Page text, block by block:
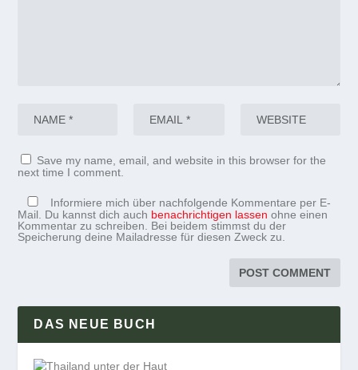
Save my name, email, and website in this browser for the
next time I comment.
Informiere mich über nachfolgende Kommentare per E-
Mail. Du kannst dich auch benachrichtigen lassen ohne einen
Kommentar zu schreiben. Bei beidem stimmst du der
Speicherung deine Mailadresse für diesen Zweck zu.
DAS NEUE BUCH